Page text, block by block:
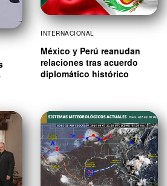
INTERNACIONAL
México y Perú reanudan
relaciones tras acuerdo
diplomático histórico